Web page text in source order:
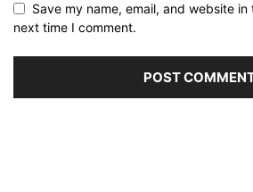
Save my name, email, and website
next time I comment.